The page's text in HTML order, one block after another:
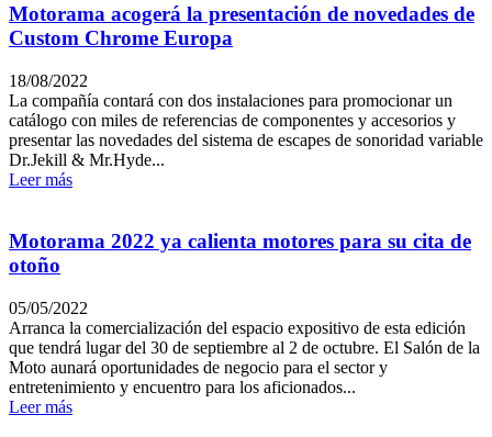
Motorama acogerá la presentación de novedades de
Custom Chrome Europa
18/08/2022
La compañía contará con dos instalaciones para promocionar un
catálogo con miles de referencias de componentes y accesorios y
presentar las novedades del sistema de escapes de sonoridad variable
Dr.Jekill & Mr.Hyde...
Leer más
Motorama 2022 ya calienta motores para su cita de
otoño
05/05/2022
Arranca la comercialización del espacio expositivo de esta edición
que tendrá lugar del 30 de septiembre al 2 de octubre. El Salón de la
Moto aunará oportunidades de negocio para el sector y
entretenimiento y encuentro para los aficionados...
Leer más